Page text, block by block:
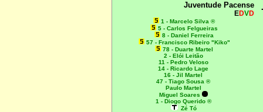
Juventude Pacense
EDVD
1 - Marcelo Silva ®
5 - Carlos Felgueiras
8 - Daniel Ferreira
57 - Francisco Ribeiro "Kiko"
78 - Duarte Martel
2 - Elói Leitão
11 - Pedro Veloso
14 - Ricardo Lage
16 - Jil Martel
47 - Tiago Sousa ®
Paulo Martel
Miguel Soares
1 - Diogo Querido ®
Zé Tó